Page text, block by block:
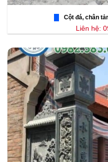
Cột đá, chân
Liên hệ: